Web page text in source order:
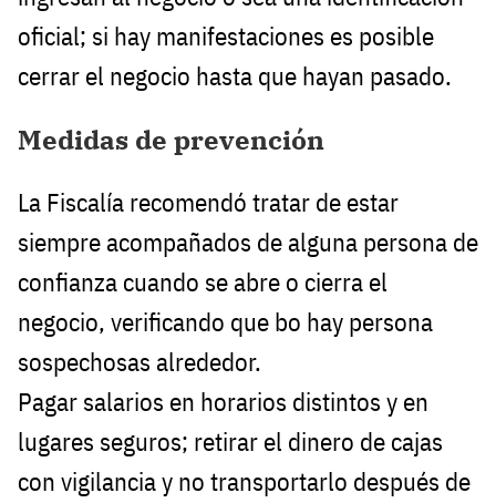
oficial; si hay manifestaciones es posible
cerrar el negocio hasta que hayan pasado.
Medidas de prevención
La Fiscalía recomendó tratar de estar
siempre acompañados de alguna persona de
confianza cuando se abre o cierra el
negocio, verificando que bo hay persona
sospechosas alrededor.
Pagar salarios en horarios distintos y en
lugares seguros; retirar el dinero de cajas
con vigilancia y no transportarlo después de